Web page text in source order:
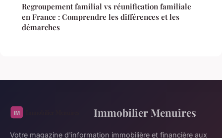
Regroupement familial vs réunification familiale
en France : Comprendre les différences et les
démarches
Immobilier Menuires
Votre magazine d'information immobilière et financière aux